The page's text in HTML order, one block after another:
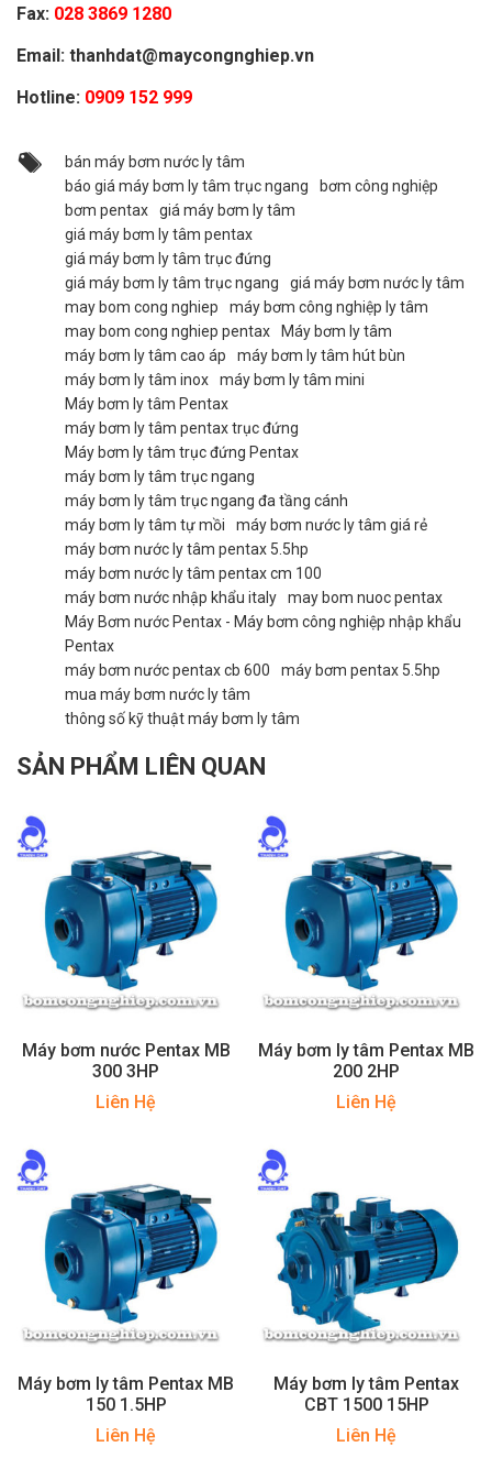
Fax: 028 3869 1280
Email: thanhdat@maycongnghiep.vn
Hotline: 0909 152 999
bán máy bơm nước ly tâm
báo giá máy bơm ly tâm trục ngang
bơm công nghiệp
bơm pentax
giá máy bơm ly tâm
giá máy bơm ly tâm pentax
giá máy bơm ly tâm trục đứng
giá máy bơm ly tâm trục ngang
giá máy bơm nước ly tâm
may bom cong nghiep
máy bơm công nghiệp ly tâm
may bom cong nghiep pentax
Máy bơm ly tâm
máy bơm ly tâm cao áp
máy bơm ly tâm hút bùn
máy bơm ly tâm inox
máy bơm ly tâm mini
Máy bơm ly tâm Pentax
máy bơm ly tâm pentax trục đứng
Máy bơm ly tâm trục đứng Pentax
máy bơm ly tâm trục ngang
máy bơm ly tâm trục ngang đa tầng cánh
máy bơm ly tâm tự mồi
máy bơm nước ly tâm giá rẻ
máy bơm nước ly tâm pentax 5.5hp
máy bơm nước ly tâm pentax cm 100
máy bơm nước nhập khẩu italy
may bom nuoc pentax
Máy Bơm nước Pentax - Máy bơm công nghiệp nhập khẩu
Pentax
máy bơm nước pentax cb 600
máy bơm pentax 5.5hp
mua máy bơm nước ly tâm
thông số kỹ thuật máy bơm ly tâm
SẢN PHẨM LIÊN QUAN
Máy bơm nước Pentax MB
300 3HP
Liên Hệ
Máy bơm ly tâm Pentax MB
200 2HP
Liên Hệ
Máy bơm ly tâm Pentax MB
150 1.5HP
Liên Hệ
Máy bơm ly tâm Pentax
CBT 1500 15HP
Liên Hệ